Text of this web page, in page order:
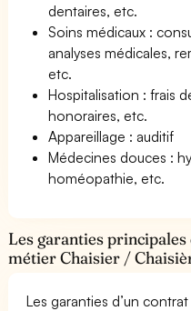
dentaires, etc.
Soins médicaux :
analyses médicales,
etc.
Hospitalisation : frais
honoraires, etc.
Appareillage : auditif
Médecines douces :
homéopathie, etc.
Les garanties
métier Chaisier /
Les garanties d’un